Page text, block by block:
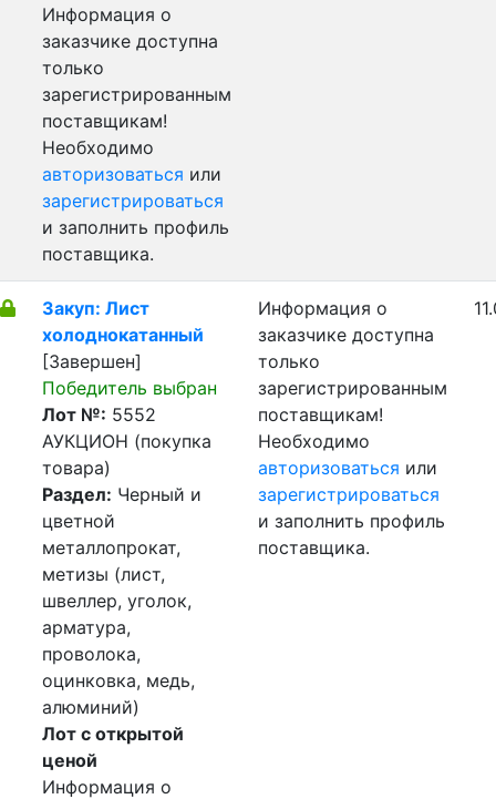
Информация о
заказчике доступна
только
зарегистрированным
поставщикам!
Необходимо
авторизоваться или
зарегистрироваться
и заполнить профиль
поставщика.
Закуп: Лист
холоднокатанный
[Завершен]
Победитель выбран
Лот №: 5552
АУКЦИОН (покупка
товара)
Раздел: Черный и
цветной
металлопрокат,
метизы (лист,
швеллер, уголок,
арматура,
проволока,
оцинковка, медь,
алюминий)
Лот с открытой
ценой
Информация о
Информация о
заказчике доступна
только
зарегистрированным
поставщикам!
Необходимо
авторизоваться или
зарегистрироваться
и заполнить профиль
поставщика.